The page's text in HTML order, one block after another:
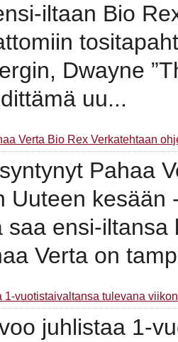
iltaan Bio
Dwayne
uu...
Verta Bio Rex Verkatehtaan
Pahaa
Uuteen
saa ensi-
Verta on
1-vuotistaivaltansa tulevana
juhlistaa 1-